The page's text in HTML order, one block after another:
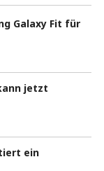
Galaxy Fit für
jetzt
ein